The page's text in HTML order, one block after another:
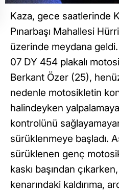
Kaza, gece saatlerinde
Pınarbaşı Mahallesi
üzerinde meydana
07 DY 454 plakalı
Berkant Özer (25),
nedenle motosikletin
halindeyken
kontrolünü
sürüklenmeye başladı.
sürüklenen genç
kaskı başından
kenarındaki kaldırıma,